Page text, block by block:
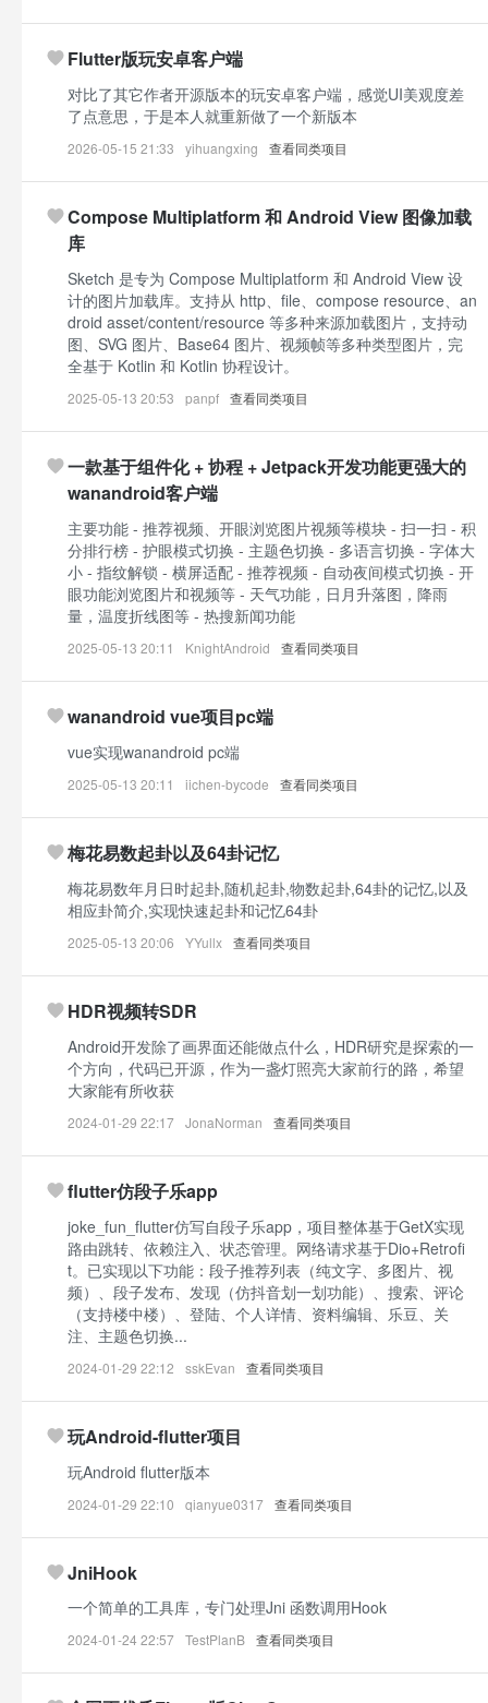
Flutter版玩安卓客户端
对比了其它作者开源版本的玩安卓客户端，感觉UI美观度差
了点意思，于是本人就重新做了一个新版本
2026-05-15 21:33 yihuangxing 查看同类项目
Compose Multiplatform 和 Android View 图像加载
库
Sketch 是专为 Compose Multiplatform 和 Android View 设
计的图片加载库。支持从 http、file、compose resource、an
droid asset/content/resource 等多种来源加载图片，支持动
图、SVG 图片、Base64 图片、视频帧等多种类型图片，完
全基于 Kotlin 和 Kotlin 协程设计。
2025-05-13 20:53 panpf 查看同类项目
一款基于组件化 + 协程 + Jetpack开发功能更强大的
wanandroid客户端
主要功能 - 推荐视频、开眼浏览图片视频等模块 - 扫一扫 - 积
分排行榜 - 护眼模式切换 - 主题色切换 - 多语言切换 - 字体大
小 - 指纹解锁 - 横屏适配 - 推荐视频 - 自动夜间模式切换 - 开
眼功能浏览图片和视频等 - 天气功能，日月升落图，降雨
量，温度折线图等 - 热搜新闻功能
2025-05-13 20:11 KnightAndroid 查看同类项目
wanandroid vue项目pc端
vue实现wanandroid pc端
2025-05-13 20:11 iichen-bycode 查看同类项目
梅花易数起卦以及64卦记忆
梅花易数年月日时起卦,随机起卦,物数起卦,64卦的记忆,以及
相应卦简介,实现快速起卦和记忆64卦
2025-05-13 20:06 YYullx 查看同类项目
HDR视频转SDR
Android开发除了画界面还能做点什么，HDR研究是探索的一
个方向，代码已开源，作为一盏灯照亮大家前行的路，希望
大家能有所收获
2024-01-29 22:17 JonaNorman 查看同类项目
flutter仿段子乐app
joke_fun_flutter仿写自段子乐app，项目整体基于GetX实现
路由跳转、依赖注入、状态管理。网络请求基于Dio+Retrofi
t。已实现以下功能：段子推荐列表（纯文字、多图片、视
频）、段子发布、发现（仿抖音划一划功能）、搜索、评论
（支持楼中楼）、登陆、个人详情、资料编辑、乐豆、关
注、主题色切换...
2024-01-29 22:12 sskEvan 查看同类项目
玩Android-flutter项目
玩Android flutter版本
2024-01-29 22:10 qianyue0317 查看同类项目
JniHook
一个简单的工具库，专门处理Jni 函数调用Hook
2024-01-24 22:57 TestPlanB 查看同类项目